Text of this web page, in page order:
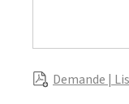
Demande |